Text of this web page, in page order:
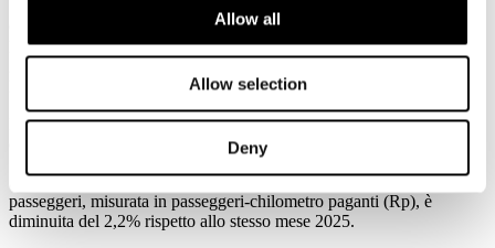
Allow all
Allow selection
Deny
Luglio
IATA: a maggio la domanda totale di trasporto aereo passeggeri è
diminuita del 2,2% rispetto allo stesso mese del 2025
Secondo la Iata a maggio la domanda totale di trasporto aereo
passeggeri, misurata in passeggeri-chilometro paganti (Rp), è
diminuita del 2,2% rispetto allo stesso mese 2025.